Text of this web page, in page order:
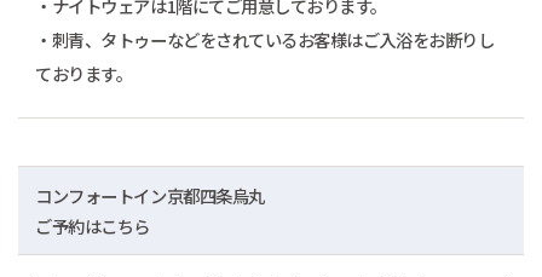
・ナイトウェアは1階にてご用意しております。
・刺青、タトゥーなどをされているお客様はご入浴をお断りし
ております。
コンフォートイン京都四条烏丸
ご予約はこちら